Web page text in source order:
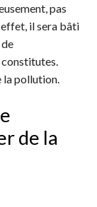
pas
effet, il sera bâti
constitutes.
la pollution.
de la